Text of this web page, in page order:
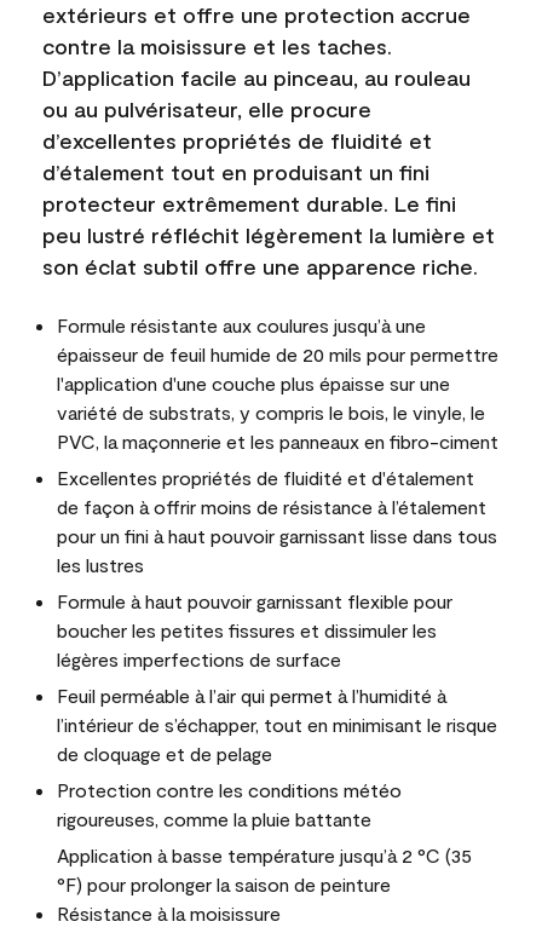
extérieurs et offre une protection accrue
contre la moisissure et les taches.
D’application facile au pinceau, au rouleau
ou au pulvérisateur, elle procure
d’excellentes propriétés de fluidité et
d’étalement tout en produisant un fini
protecteur extrêmement durable. Le fini
peu lustré réfléchit légèrement la lumière et
son éclat subtil offre une apparence riche.
Formule résistante aux coulures jusqu’à une
épaisseur de feuil humide de 20 mils pour permettre
l'application d'une couche plus épaisse sur une
variété de substrats, y compris le bois, le vinyle, le
PVC, la maçonnerie et les panneaux en fibro-ciment
Excellentes propriétés de fluidité et d'étalement
de façon à offrir moins de résistance à l’étalement
pour un fini à haut pouvoir garnissant lisse dans tous
les lustres
Formule à haut pouvoir garnissant flexible pour
boucher les petites fissures et dissimuler les
légères imperfections de surface
Feuil perméable à l’air qui permet à l’humidité à
l’intérieur de s’échapper, tout en minimisant le risque
de cloquage et de pelage
Protection contre les conditions météo
rigoureuses, comme la pluie battante
Application à basse température jusqu’à 2 °C (35
°F) pour prolonger la saison de peinture
Résistance à la moisissure